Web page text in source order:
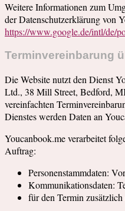
Weitere Informationen zum
der Datenschutzerklärung von
https://www.google.de/intl/de/
Terminvereinbarung
Die Website nutzt den Dienst
Ltd., 38 Mill Street, Bedford,
vereinfachten
Dienstes werden Daten an
Youcanbook.me verarbeitet
Auftrag:
Personenstammdaten:
Kommunikationsdaten:
für den Termin